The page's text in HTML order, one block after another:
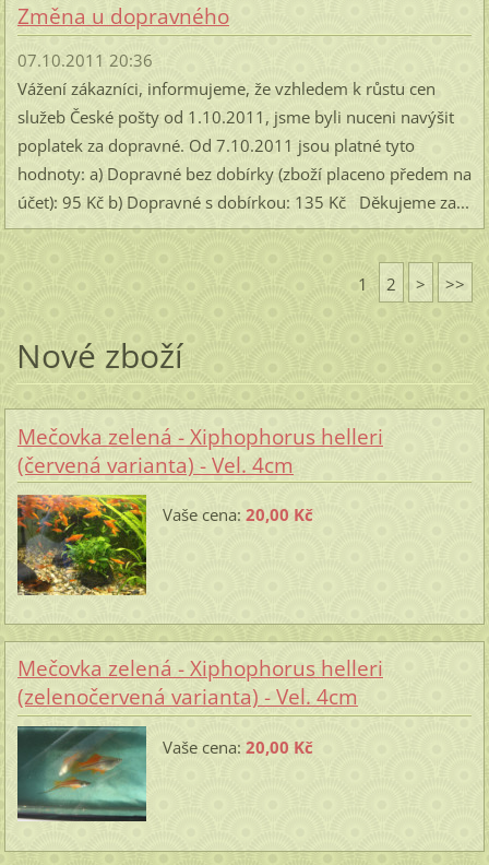
Změna u dopravného
07.10.2011 20:36
Vážení zákazníci, informujeme, že vzhledem k růstu cen
služeb České pošty od 1.10.2011, jsme byli nuceni navýšit
poplatek za dopravné. Od 7.10.2011 jsou platné tyto
hodnoty: a) Dopravné bez dobírky (zboží placeno předem na
účet): 95 Kč b) Dopravné s dobírkou: 135 Kč Děkujeme za...
1 2 > >>
Nové zboží
Mečovka zelená - Xiphophorus helleri
(červená varianta) - Vel. 4cm
Vaše cena: 20,00 Kč
Mečovka zelená - Xiphophorus helleri
(zelenočervená varianta) - Vel. 4cm
Vaše cena: 20,00 Kč